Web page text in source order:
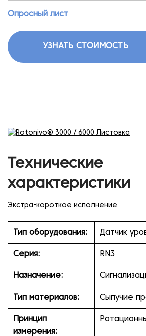
Опросный лист
УЗНАТЬ СТОИМОСТЬ
Технические
характеристики
Экстра-короткое исполнение
Тип оборудования: Датчик
Серия: RN3
Назначение:
Тип материалов: Сыпучие
Принцип
измерения: